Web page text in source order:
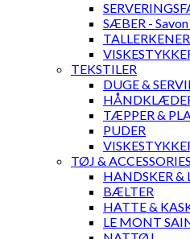
SÆBER -
TEKSTILER
DUGE &
TÆPPER &
PUDER
TØJ & ACCESSORIES
HANDSKER &
BÆLTER
HATTE &
LE MONT